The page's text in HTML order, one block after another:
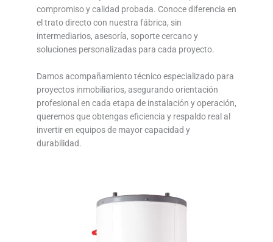
compromiso y calidad probada. Conoce diferencia en
el trato directo con nuestra fábrica, sin
intermediarios, asesoría, soporte cercano y
soluciones personalizadas para cada proyecto.
Damos acompañamiento técnico especializado para
proyectos inmobiliarios, asegurando orientación
profesional en cada etapa de instalación y operación,
queremos que obtengas eficiencia y respaldo real al
invertir en equipos de mayor capacidad y
durabilidad.